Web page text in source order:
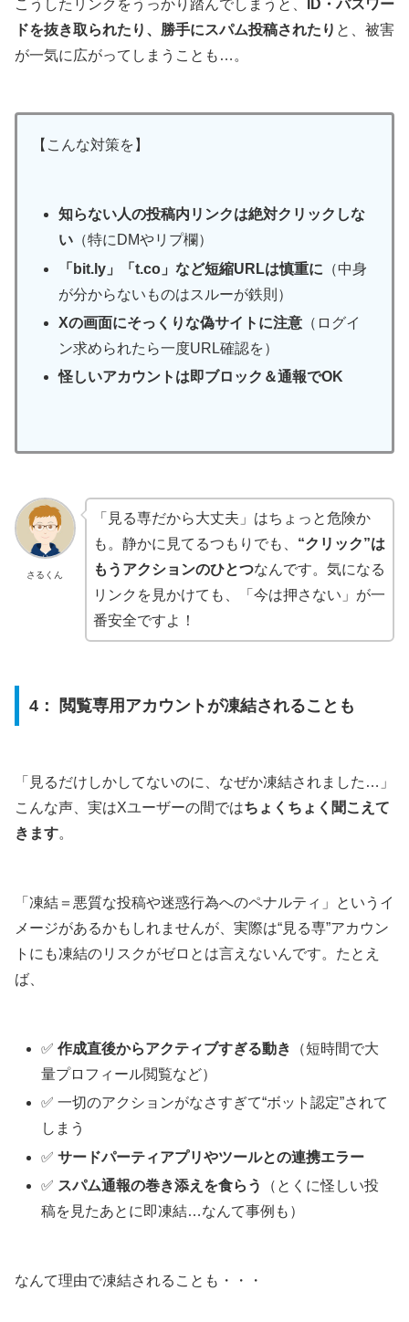
こうしたリンクをうっかり踏んでしまうと、
ID・パスワー
ドを抜き取られたり、勝手にスパム投稿されたり と、被害
が一気に広がってしまうことも…。
【こんな対策を】
知らない人の投稿内リンクは絶対クリックしな
い （特にDMやリプ欄）
「bit.ly」「t.co」など短縮URLは慎重に （中身
が分からないものはスルーが鉄則）
Xの画面にそっくりな偽サイトに注意 （ログイ
ン求められたら一度URL確認を）
怪しいアカウントは即ブロック＆通報でOK
さるくん
「見る専だから大丈夫」はちょっと危険か
も。静かに見てるつもりでも、 “クリック”は
もうアクションのひとつなんです。気になる
リンクを見かけても、「今は押さない」が一
番安全ですよ！
4： 閲覧専用アカウントが凍結されることも
「見るだけしかしてないのに、なぜか凍結されました…」
こんな声、実はXユーザーの間ではちょくちょく聞こえて
きます。
「凍結＝悪質な投稿や迷惑行為へのペナルティ」というイ
メージがあるかもしれませんが、実際は“見る専”アカウン
トにも凍結のリスクがゼロとは言えないんです。たとえ
ば、
✅作成直後からアクティブすぎる動き
（短時間で大
量プロフィール閲覧など）
✅ 一切のアクションがなさすぎて“ボット認定”されて
しまう
✅サードパーティアプリやツールとの連携エラー
✅ スパム通報の巻き添えを食らう
（とくに怪しい投
稿を見たあとに即凍結…なんて事例も）
なんて理由で凍結されることも・・・